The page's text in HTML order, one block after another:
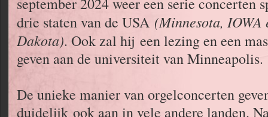
drie staten van de USA (Minnesota, IOWA
Dakota). Ook zal hij een lezing en een
geven aan de universiteit van Minneapolis.
De unieke manier van orgelconcerten
duidelijk ook aan in vele andere landen.